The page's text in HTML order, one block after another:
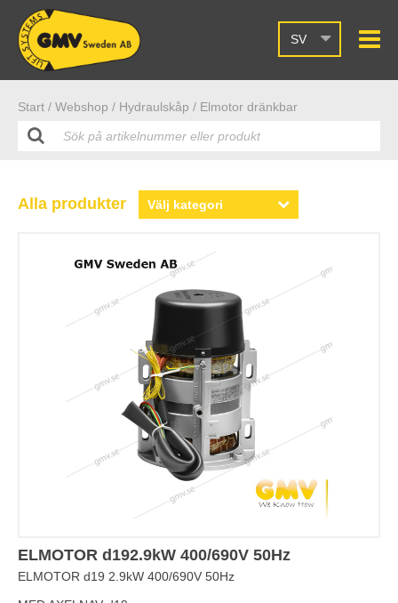
SV
Start / Webshop / Hydraulskåp / Elmotor dränkbar
Alla produkter
ELMOTOR d192.9kW 400/690V 50Hz
ELMOTOR d19 2.9kW 400/690V 50Hz